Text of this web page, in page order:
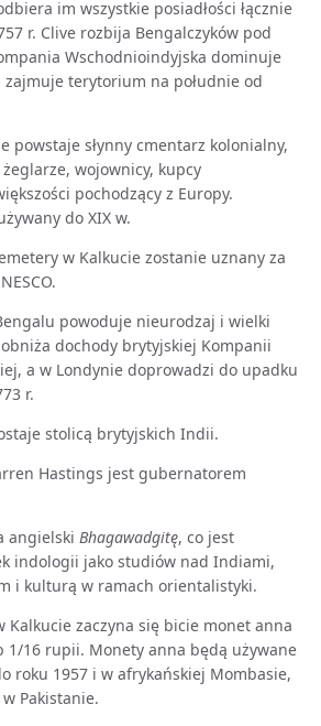
im wszystkie posiadłości łącznie
r. Clive rozbija Bengalczyków pod
Wschodnioindyjska dominuje
terytorium na południe od
powstaje słynny cmentarz kolonialny,
wojownicy, kupcy
pochodzący z Europy.
do XIX w.
w Kalkucie zostanie uznany za
powoduje nieurodzaj i wielki
obniża dochody brytyjskiej Kompanii
a w Londynie doprowadzi do upadku
r.
stolicą brytyjskich Indii.
Hastings jest gubernatorem
angielski Bhagawadgitę, co jest
indologii jako studiów nad Indiami,
i kulturą w ramach orientalistyki.
Kalkucie zaczyna się bicie monet anna
1/16 rupii. Monety anna będą używane
roku 1957 i w afrykańskiej Mombasie,
Pakistanie.